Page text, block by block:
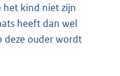
het kind niet zijn
heeft dan wel
deze ouder wordt